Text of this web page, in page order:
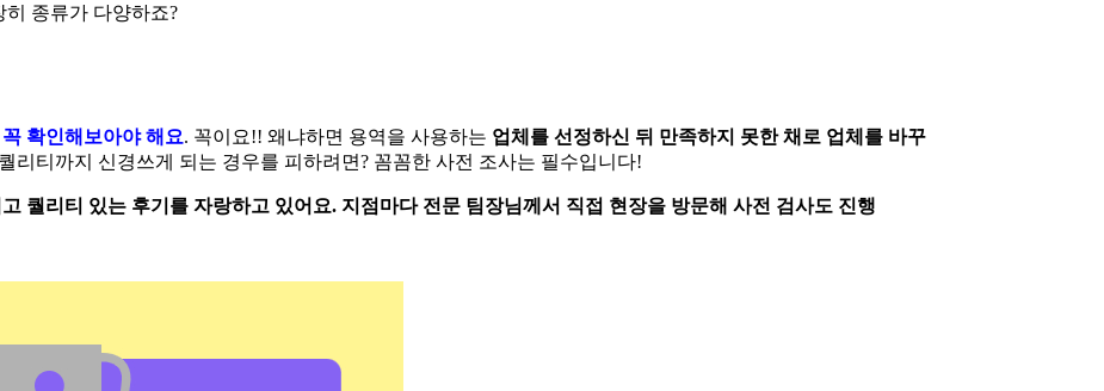
종류가 다양하죠?
확인해보아야 해요. 꼭이요!! 왜냐하면 용역을 사용하는 업체를 선정하신 뒤 만족하지 못한 채로 업체를 바꾸
리티까지 신경쓰게 되는 경우를 피하려면? 꼼꼼한 사전 조사는 필수입니다!
퀄리티 있는 후기를 자랑하고 있어요. 지점마다 전문 팀장님께서 직접 현장을 방문해 사전 검사도 진행